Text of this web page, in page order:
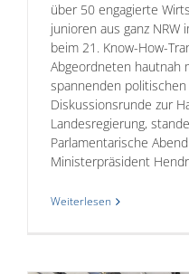
über 50 engagierte
junioren aus ganz NRW
beim 21. Know-How-
Abgeordneten hautnah
spannenden
Diskussionsrunde zur
Landesregierung,
Parlamentarische
Ministerpräsident
Weiterlesen